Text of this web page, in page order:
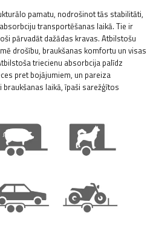
pamatu, nodrošinot tās stabilitāti,
transportēšanas laikā. Tie ir
pārvadāt dažādas kravas. Atbilstošu
drošību, braukšanas komfortu un visas
triecienu absorbcija palīdz
pret bojājumiem, un pareiza
laikā, īpaši sarežģītos